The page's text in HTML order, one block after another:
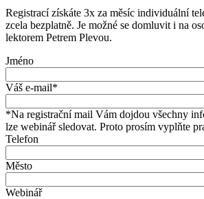
Registrací získáte 3x za měsíc individuální
zcela bezplatně. Je možné se domluvit i na
lektorem Petrem Plevou.
Jméno
Váš e-mail*
*Na registrační mail Vám dojdou všechny
lze webinář sledovat. Proto prosím vyplňte
Telefon
Město
Webinář